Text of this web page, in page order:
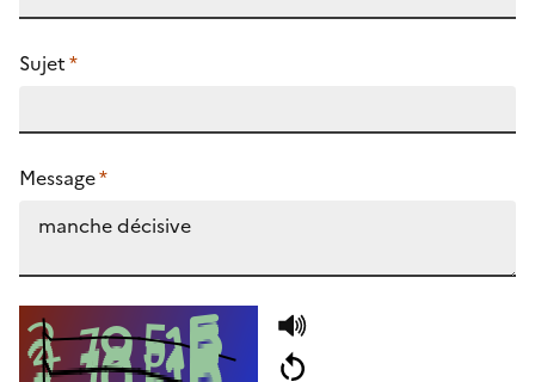
Sujet*
Message*